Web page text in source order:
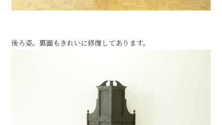
後ろ姿。裏面もきれいに修復してあります。